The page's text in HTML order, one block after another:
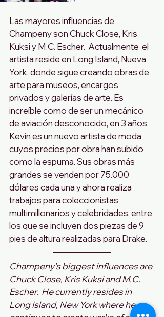
Las mayores influencias de
Champeny son Chuck Close, Kris
Kuksi y M.C. Escher.  Actualmente  el
artista reside en Long Island, Nueva
York, donde sigue creando obras de
arte para museos, encargos
privados y galerías de arte. Es
increíble como de ser un mecánico
de aviación desconocido, en 3 años
Kevin es un nuevo artista de moda
cuyos precios por obra han subido
como la espuma. Sus obras más
grandes se venden por 75.000
dólares cada una y ahora realiza
trabajos para coleccionistas
multimillonarios y celebridades, entre
los que se incluyen dos piezas de 9
pies de altura realizadas para Drake.
Champeny’s biggest influences are
Chuck Close, Kris Kuksi and M.C.
Escher.  He currently resides in
Long Island, New York where he